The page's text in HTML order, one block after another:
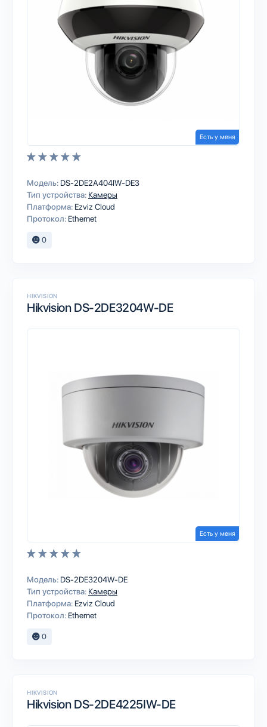
Есть у меня
Модель: DS-2DE2A404IW-DE3
Тип устройства: Камеры
Платформа: Ezviz Cloud
Протокол: Ethernet
0
HIKVISION
Hikvision DS-2DE3204W-DE
Есть у меня
Модель: DS-2DE3204W-DE
Тип устройства: Камеры
Платформа: Ezviz Cloud
Протокол: Ethernet
0
HIKVISION
Hikvision DS-2DE4225IW-DE